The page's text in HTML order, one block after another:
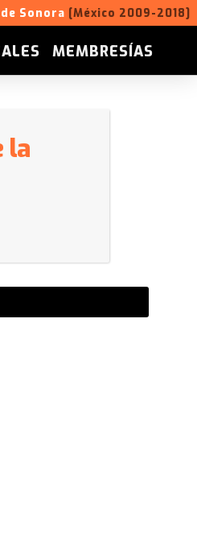
Sonora [México 2009-2018]
MEMBRESÍAS
la